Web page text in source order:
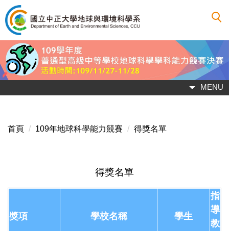
跳
到
主
要
內
容
區
MENU
首頁 109年地球科學能力競賽 得獎名單
得獎名單
獎項 學校名稱 學生
指
導
教